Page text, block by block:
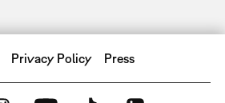
Privacy Policy Press